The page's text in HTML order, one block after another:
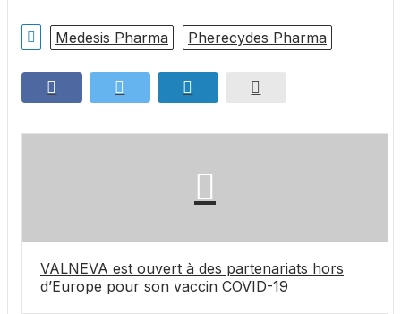
Medesis Pharma Pherecydes Pharma
VALNEVA est ouvert à des partenariats hors
d’Europe pour son vaccin COVID-19